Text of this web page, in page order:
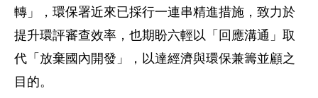
轉」，環保署近來已採行一連串精進措施，致力於
提升環評審查效率，也期盼六輕以「回應溝通」取
代「放棄國內開發」，以達經濟與環保兼籌並顧之
目的。